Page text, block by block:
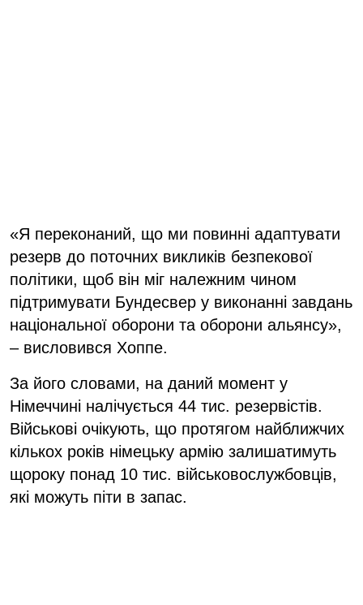
«Я переконаний, що ми повинні адаптувати
резерв до поточних викликів безпекової
політики, щоб він міг належним чином
підтримувати Бундесвер у виконанні завдань
національної оборони та оборони альянсу»,
– висловився Хоппе.
За його словами, на даний момент у
Німеччині налічується 44 тис. резервістів.
Військові очікують, що протягом найближчих
кількох років німецьку армію залишатимуть
щороку понад 10 тис. військовослужбовців,
які можуть піти в запас.